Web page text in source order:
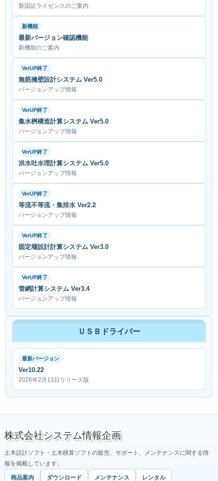
新認証ライセンスのご案内
新機能
最新バージョン確認機能
新機能のご案内
VerUP終了
無筋擁壁設計システム Ver5.0
バージョンアップ情報
VerUP終了
集水桝構造計算システム Ver5.0
バージョンアップ情報
VerUP終了
洪水吐水理計算システム Ver5.0
バージョンアップ情報
VerUP終了
等流不等流・集排水 Ver2.2
バージョンアップ情報
VerUP終了
固定堰設計計算システム Ver3.0
バージョンアップ情報
VerUP終了
管網計算システム Ver3.4
バージョンアップ情報
ＵＳＢドライバー
最新バージョン
Ver10.22
2026年2月11日リリース版
株式会社システム情報企画
土木設計ソフト・土木積算ソフトの販売、サポート、メンテナンスに関する情
報を掲載しています。
商品案内 ダウンロード メンテナンス レンタル